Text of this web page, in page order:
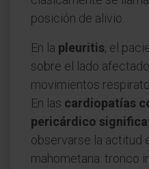
posición de alivio.
En la pleuritis, el
sobre el lado
movimientos
En las cardiopatías
pericárdico
observarse la actitud
mahometana: tronco